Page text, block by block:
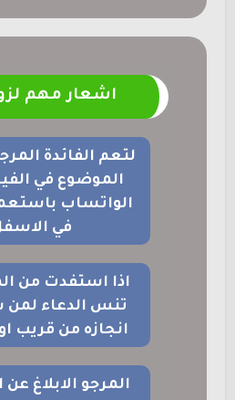
اشعار مهم
لتعم الفائدة
الموضوع في
الواتساب
في
اذا استفدت من
تنس الدعاء
انجازه من قريب
المرجو الابلاغ عن